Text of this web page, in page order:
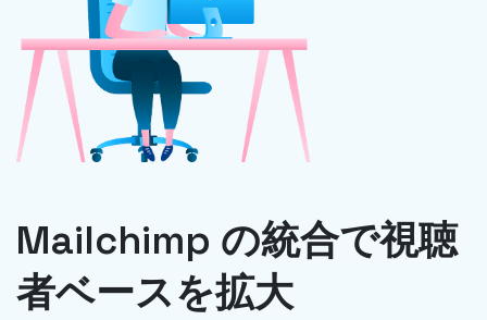
Mailchimp の統合で視聴
者ベースを拡大